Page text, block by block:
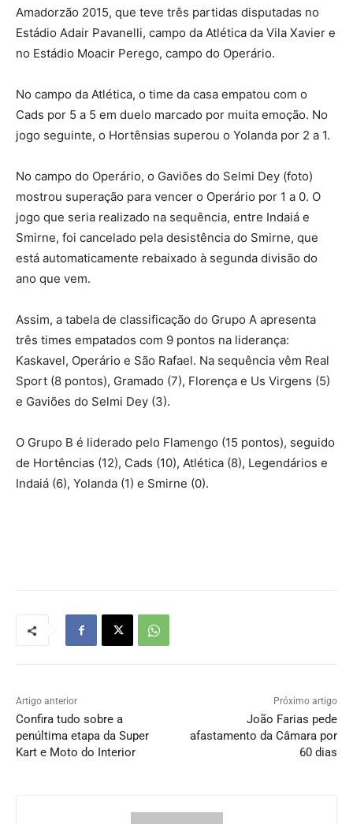
Amadorzão 2015, que teve três partidas disputadas no
Estádio Adair Pavanelli, campo da Atlética da Vila Xavier e
no Estádio Moacir Perego, campo do Operário.
No campo da Atlética, o time da casa empatou com o
Cads por 5 a 5 em duelo marcado por muita emoção. No
jogo seguinte, o Hortênsias superou o Yolanda por 2 a 1.
No campo do Operário, o Gaviões do Selmi Dey (foto)
mostrou superação para vencer o Operário por 1 a 0. O
jogo que seria realizado na sequência, entre Indaiá e
Smirne, foi cancelado pela desistência do Smirne, que
está automaticamente rebaixado à segunda divisão do
ano que vem.
Assim, a tabela de classificação do Grupo A apresenta
três times empatados com 9 pontos na liderança:
Kaskavel, Operário e São Rafael. Na sequência vêm Real
Sport (8 pontos), Gramado (7), Florença e Us Virgens (5)
e Gaviões do Selmi Dey (3).
O Grupo B é liderado pelo Flamengo (15 pontos), seguido
de Hortências (12), Cads (10), Atlética (8), Legendários e
Indaiá (6), Yolanda (1) e Smirne (0).
Artigo anterior
Confira tudo sobre a
penúltima etapa da Super
Kart e Moto do Interior
Próximo artigo
João Farias pede
afastamento da Câmara por
60 dias